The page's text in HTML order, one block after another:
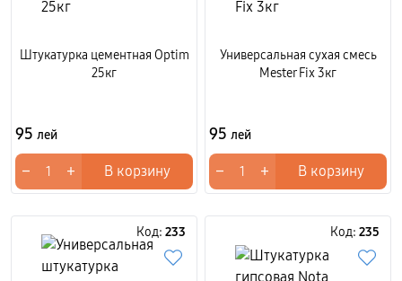
Штукатурка цементная Optim
25кг
95 лей
− + В корзину
Универсальная сухая смесь
Mester Fix 3кг
95 лей
− + В корзину
Код: 233 Код: 235